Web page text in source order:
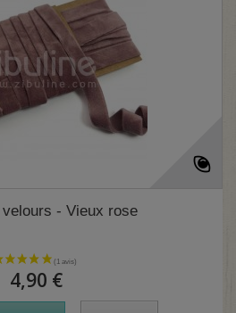
velours - Vieux rose
4,90 €